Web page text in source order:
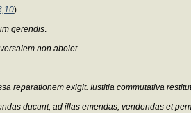
) .
gerendis.
non abolet.
reparationem exigit. Iustitia commutativa
ducunt, ad illas emendas, vendendas et